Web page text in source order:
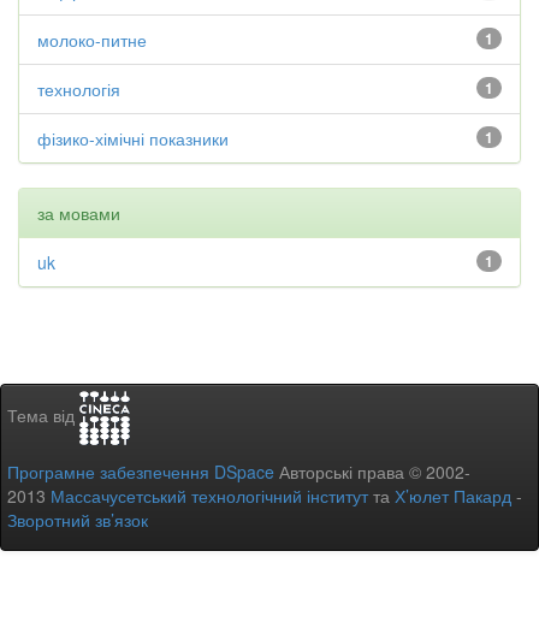
1
молоко-питне
1
технологія
1
фізико-хімічні показники
за мовами
1
uk
Тема від
Програмне забезпечення DSpace Авторські права © 2002-
2013 Массачусетський технологічний інститутта Х’юлет Пакард -
Зворотний зв’язок